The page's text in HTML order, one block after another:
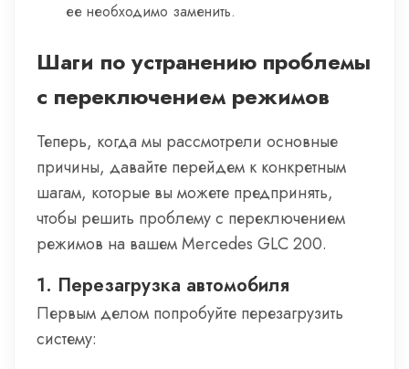
ее необходимо заменить.
Шаги по устранению проблемы
с переключением режимов
Теперь, когда мы рассмотрели основные
причины, давайте перейдем к конкретным
шагам, которые вы можете предпринять,
чтобы решить проблему с переключением
режимов на вашем Mercedes GLC 200.
1. Перезагрузка автомобиля
Первым делом попробуйте перезагрузить
систему: